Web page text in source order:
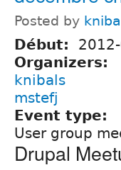
Posted by
Début:
Organizers:
knibals
mstefj
Event type:
User group
Drupal